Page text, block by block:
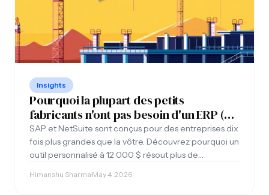
Insights
Pourquoi la plupart des petits
fabricants n'ont pas besoin d'un ERP (Et
ce qu'il faut construire à la place)
SAP et NetSuite sont conçus pour des entreprises dix
fois plus grandes que la vôtre. Découvrez pourquoi un
outil personnalisé à 12 000 $ résout plus de
déterminer celui dont vous avez réellement besoin.
Himanshu Sharma·May 4, 2026